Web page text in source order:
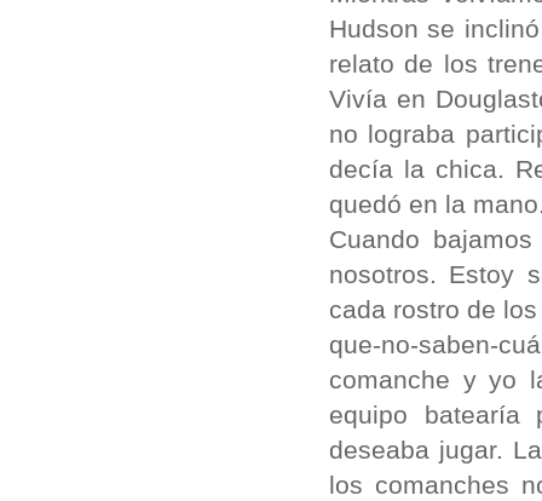
Hudson se
relato de los
Vivía en
no lograba
decía la chica.
quedó en la
Cuando
nosotros. Estoy
cada rostro de
que-no-saben-
comanche y yo
equipo batearía
deseaba jugar.
los comanches